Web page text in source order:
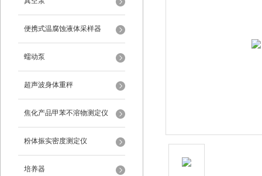
便携式温腐蚀液体采样器
蠕动泵
超声波身体重秤
焦化产品甲苯不溶物测定仪
粉体振实密度测定仪
培养器